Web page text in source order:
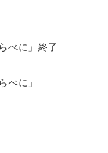
べに」終了
べに」